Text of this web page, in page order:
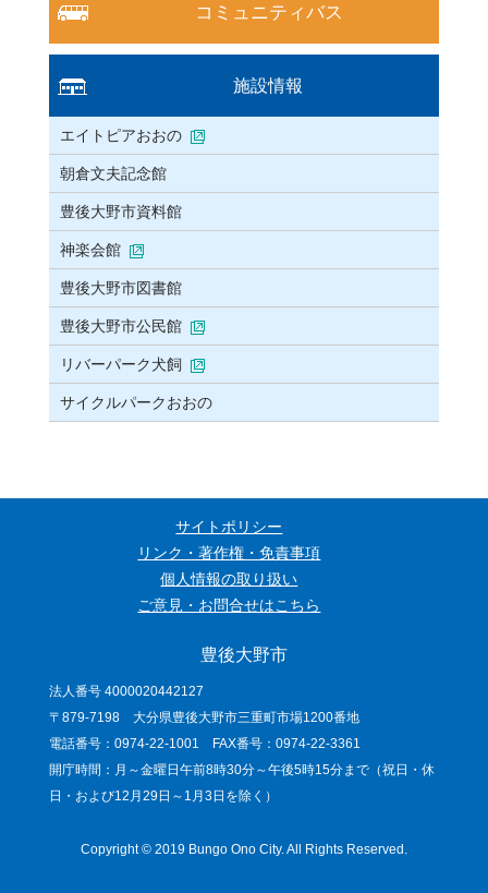
コミュニティバス
施設情報
エイトピアおおの
朝倉文夫記念館
豊後大野市資料館
神楽会館
豊後大野市図書館
豊後大野市公民館
リバーパーク犬飼
サイクルパークおおの
サイトポリシー
リンク・著作権・免責事項
個人情報の取り扱い
ご意見・お問合せはこちら
豊後大野市
法人番号 4000020442127
〒879-7198 大分県豊後大野市三重町市場1200番地
電話番号：0974-22-1001 FAX番号：0974-22-3361
開庁時間：月～金曜日午前8時30分～午後5時15分まで（祝日・休
日・および12月29日～1月3日を除く）
Copyright © 2019 Bungo Ono City. All Rights Reserved.